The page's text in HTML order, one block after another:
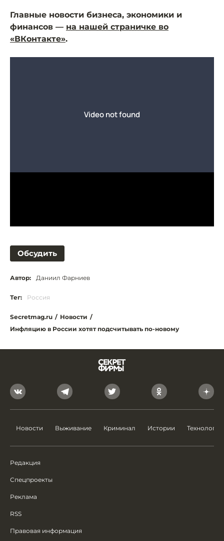
Главные новости бизнеса, экономики и
финансов — на нашей страничке во
«ВКонтакте».
Обсудить
Автор: Даниил Фарниев
Тег: Россия
Secretmag.ru / Новости /
Инфляцию в России хотят подсчитывать по-новому
Новости Выживание Криминал Истории Технологии
Редакция
Спецпроекты
Реклама
RSS
Правовая информация